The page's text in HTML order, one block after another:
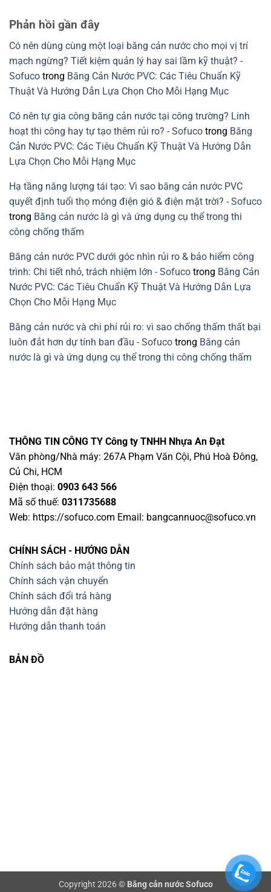
chi
cấu
tránh
nhựa
nguyên
Giải
xanh
xây
dựng
bền
luận
xử
rò
nước
mạch
ngừng
lắp
băng
cản
nước
PVC
Phản hồi gần đây
Có nên dùng cùng một loại băng cản nước cho mọi vị trí
mạch ngừng? Tiết kiệm quản lý hay sai lầm kỹ thuật? -
Sofuco trong Băng Cản Nước PVC: Các Tiêu Chuẩn Kỹ
Thuật Và Hướng Dẫn Lựa Chọn Cho Mỗi Hạng Mục
Có nên tự gia công băng cản nước tại công trường? Linh
hoạt thi công hay tự tạo thêm rủi ro? - Sofuco trong Băng
Cản Nước PVC: Các Tiêu Chuẩn Kỹ Thuật Và Hướng Dẫn
Lựa Chọn Cho Mỗi Hạng Mục
Hạ tầng năng lượng tái tạo: Vì sao băng cản nước PVC
quyết định tuổi thọ móng điện gió & điện mặt trời? - Sofuco
trong Băng cản nước là gì và ứng dụng cụ thể trong thi
công chống thấm
Băng cản nước PVC dưới góc nhìn rủi ro & bảo hiểm công
trình: Chi tiết nhỏ, trách nhiệm lớn - Sofuco trong Băng Cản
Nước PVC: Các Tiêu Chuẩn Kỹ Thuật Và Hướng Dẫn Lựa
Chọn Cho Mỗi Hạng Mục
Băng cản nước và chi phí rủi ro: vì sao chống thấm thất bại
luôn đắt hơn dự tính ban đầu - Sofuco trong Băng cản
nước là gì và ứng dụng cụ thể trong thi công chống thấm
THÔNG TIN CÔNG TY Công ty TNHH Nhựa An Đạt
Văn phòng/Nhà máy: 267A Phạm Văn Cội, Phú Hoà Đông,
Củ Chi, HCM
Điện thoại: 0903 643 566
Mã số thuế: 0311735688
Web: https://sofuco.com Email: bangcannuoc@sofuco.vn
CHÍNH SÁCH - HƯỚNG DẪN
Chính sách bảo mật thông tin
Chính sách vận chuyển
Chính sách đổi trả hàng
Hướng dẫn đặt hàng
Hướng dẫn thanh toán
BẢN ĐỒ
Copyright 2026 © Băng cản nước Sofuco